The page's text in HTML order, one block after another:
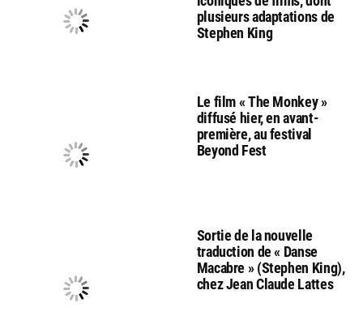
plusieurs adaptations de
Stephen King
Le film « The Monkey »
diffusé hier, en avant-
première, au festival
Beyond Fest
Sortie de la nouvelle
traduction de « Danse
Macabre » (Stephen King),
chez Jean Claude Lattes